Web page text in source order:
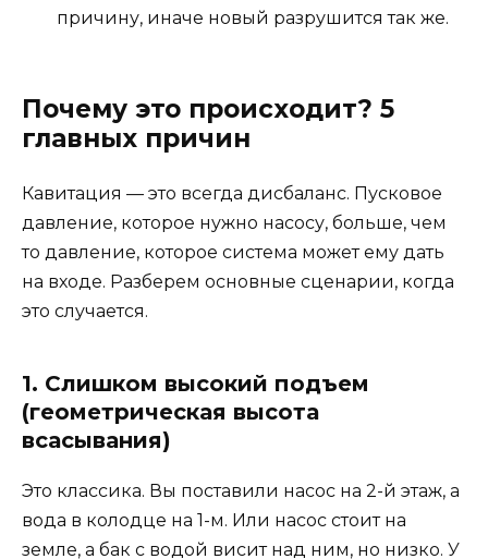
причину, иначе новый разрушится так же.
Почему это происходит? 5
главных причин
Кавитация — это всегда дисбаланс. Пусковое
давление, которое нужно насосу, больше, чем
то давление, которое система может ему дать
на входе. Разберем основные сценарии, когда
это случается.
1. Слишком высокий подъем
(геометрическая высота
всасывания)
Это классика. Вы поставили насос на 2-й этаж, а
вода в колодце на 1-м. Или насос стоит на
земле, а бак с водой висит над ним, но низко. У